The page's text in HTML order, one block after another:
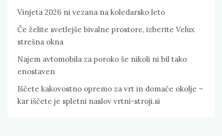
Vinjeta 2026 ni vezana na koledarsko leto
Če želite svetlejše bivalne prostore, izberite Velux
strešna okna
Najem avtomobila za poroko še nikoli ni bil tako
enostaven
Iščete kakovostno opremo za vrt in domače okolje –
kar iščete je spletni naslov vrtni-stroji.si